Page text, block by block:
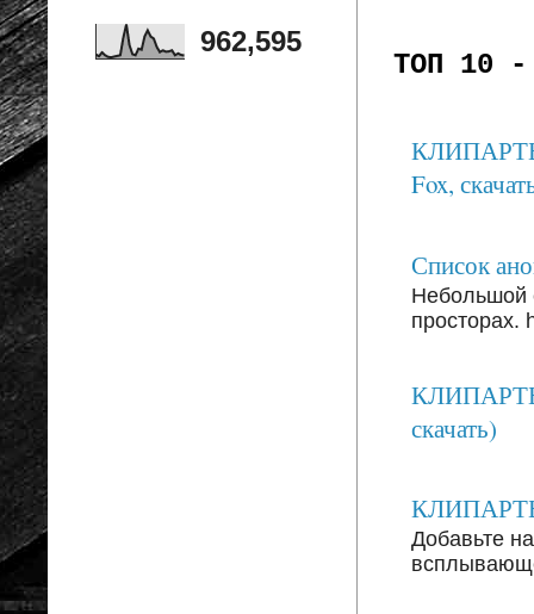
ТОП 10 -
КЛИПАРТЫ:
Fox,
Список
Небольшой
просторах.
скачать)
КЛИПАРТЫ:
Добавьте
962,595